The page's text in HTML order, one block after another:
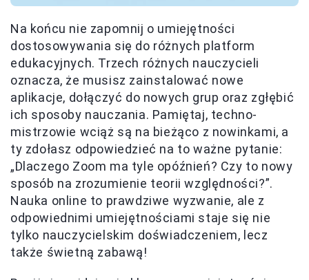
Na końcu nie zapomnij o umiejętności
dostosowywania się do różnych platform
edukacyjnych. Trzech różnych nauczycieli
oznacza, że musisz zainstalować nowe
aplikacje, dołączyć do nowych grup oraz zgłębić
ich sposoby nauczania. Pamiętaj, techno-
mistrzowie wciąż są na bieżąco z nowinkami, a
ty zdołasz odpowiedzieć na to ważne pytanie:
„Dlaczego Zoom ma tyle opóźnień? Czy to nowy
sposób na zrozumienie teorii względności?”.
Nauka online to prawdziwe wyzwanie, ale z
odpowiednimi umiejętnościami staje się nie
tylko nauczycielskim doświadczeniem, lecz
także świetną zabawą!